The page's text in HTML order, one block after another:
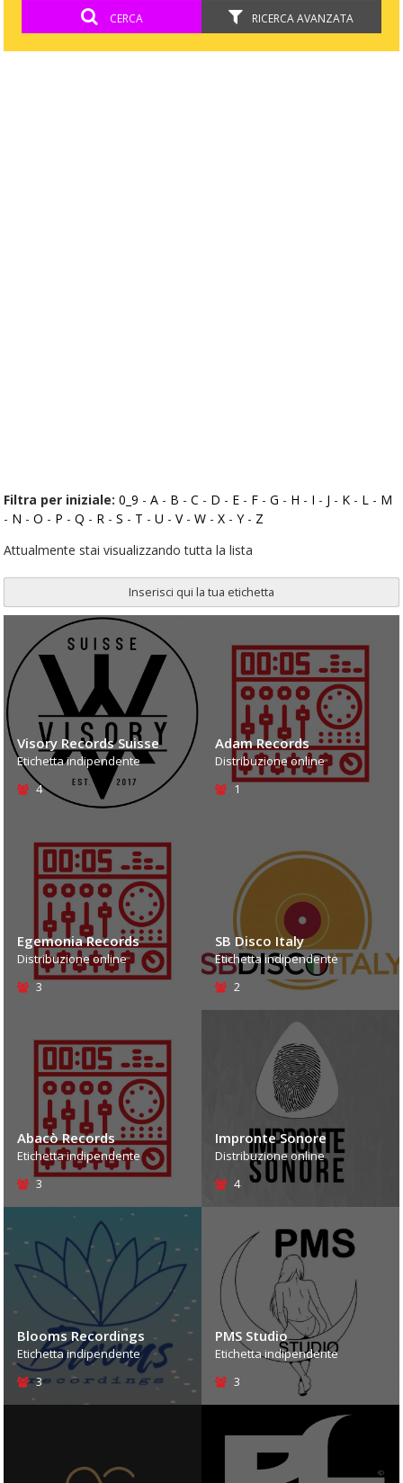
CERCA RICERCA AVANZATA
Filtra per iniziale:0_9 -A - B -C - D - E - F -G - H - I - J - K - L - M
- N -O - P -Q - R -S - T -U -V-W -X -Y- Z
Attualmente stai visualizzando tutta la lista
Inserisci qui la tua etichetta
Visory Records Suisse
Etichetta indipendente
4
Adam Records
Distribuzione online
1
Egemonia Records
Distribuzione online
3
SB Disco Italy
Etichetta indipendente
2
Abacò Records
Etichetta indipendente
3
Impronte Sonore
Distribuzione online
4
Blooms Recordings
Etichetta indipendente
3
PMS Studio
Etichetta indipendente
3